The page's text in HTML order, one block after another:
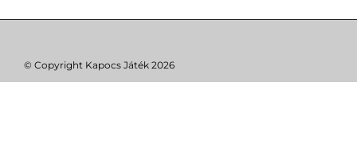
© Copyright Kapocs Játék 2026